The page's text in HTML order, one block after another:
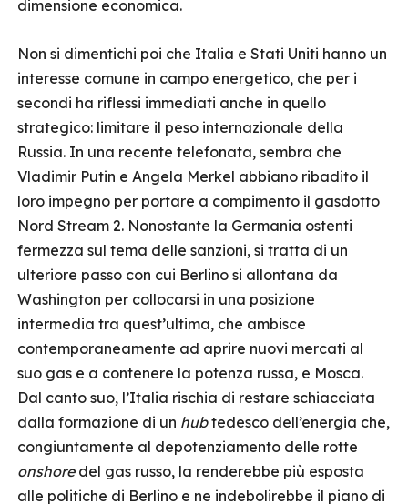
dimensione economica.
Non si dimentichi poi che Italia e Stati Uniti hanno un
interesse comune in campo energetico, che per i
secondi ha riflessi immediati anche in quello
strategico: limitare il peso internazionale della
Russia. In una recente telefonata, sembra che
Vladimir Putin e Angela Merkel abbiano ribadito il
loro impegno per portare a compimento il gasdotto
Nord Stream 2. Nonostante la Germania ostenti
fermezza sul tema delle sanzioni, si tratta di un
ulteriore passo con cui Berlino si allontana da
Washington per collocarsi in una posizione
intermedia tra quest’ultima, che ambisce
contemporaneamente ad aprire nuovi mercati al
suo gas e a contenere la potenza russa, e Mosca.
Dal canto suo, l’Italia rischia di restare schiacciata
dalla formazione di un hubtedesco dell’energia che,
congiuntamente al depotenziamento delle rotte
onshoredel gas russo, la renderebbe più esposta
alle politiche di Berlino e ne indebolirebbe il piano di